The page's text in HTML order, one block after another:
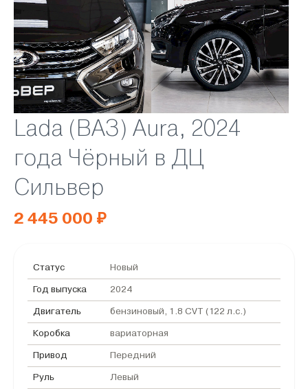
Lada (ВАЗ) Aura, 2024
года Чёрный в ДЦ
Сильвер
2 445 000 ₽
Статус Новый
Год выпуска 2024
Двигатель бензиновый, 1.8 CVT (122 л.с.)
Коробка вариаторная
Привод Передний
Руль Левый